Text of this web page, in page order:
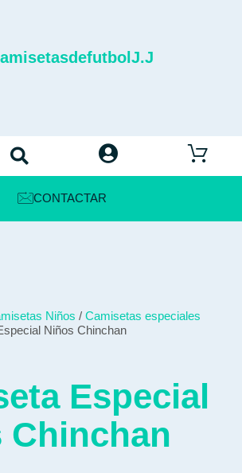
CONTACTAR
Niños / Camisetas especiales
Niños Chinchan
Especial
Chinchan